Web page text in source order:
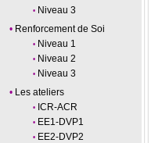
Niveau 3
Renforcement de Soi
Niveau 1
Niveau 2
Niveau 3
Les ateliers
ICR-ACR
EE1-DVP1
EE2-DVP2